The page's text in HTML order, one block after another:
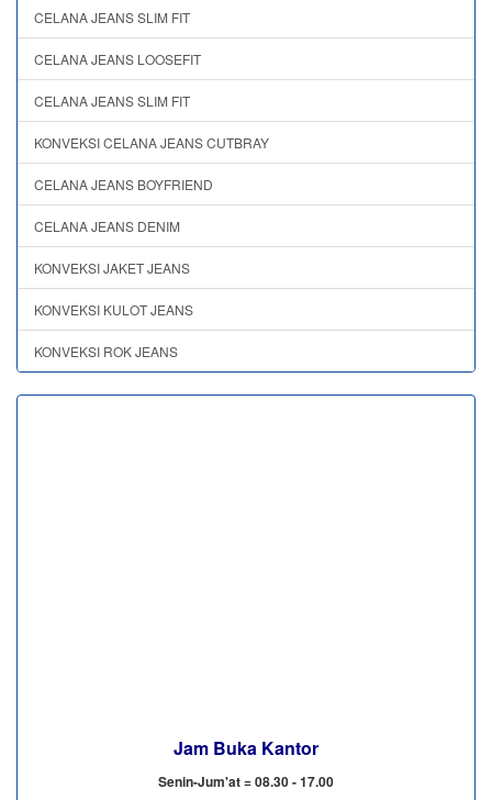
CELANA JEANS SLIM FIT
CELANA JEANS LOOSEFIT
CELANA JEANS SLIM FIT
KONVEKSI CELANA JEANS CUTBRAY
CELANA JEANS BOYFRIEND
CELANA JEANS DENIM
KONVEKSI JAKET JEANS
KONVEKSI KULOT JEANS
KONVEKSI ROK JEANS
Jam Buka Kantor
Senin-Jum'at = 08.30 - 17.00